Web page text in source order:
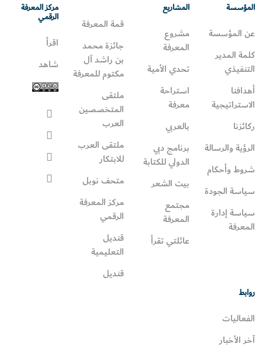
المؤسسة
عن المؤسسة
كلمة المدير
التنفيذي
أهدافنا
الاستراتيجية
ركائزنا
الرؤية والرسالة
شروط وأحكام
سياسة الجودة
سياسة إدارة
المعرفة
المشاريع
مشروع
المعرفة
تحدي الأمية
استراحة
معرفة
بالعربي
برنامج دبي
الدولي للكتابة
بيت الشعر
مجتمع
المعرفة
عائلتي تقرأ‎
قمة المعرفة
جائزة محمد
بن راشد آل
مكتوم للمعرفة
ملتقى
المتخصصين
العرب
ملتقى العرب
للابتكار
متحف نوبل
مركز المعرفة
الرقمي
قنديل
التعليمية
قنديل
مركز المعرفة
الرقمي
اقرأ
شاهد
روابط
الفعاليات
آخر الأخبار